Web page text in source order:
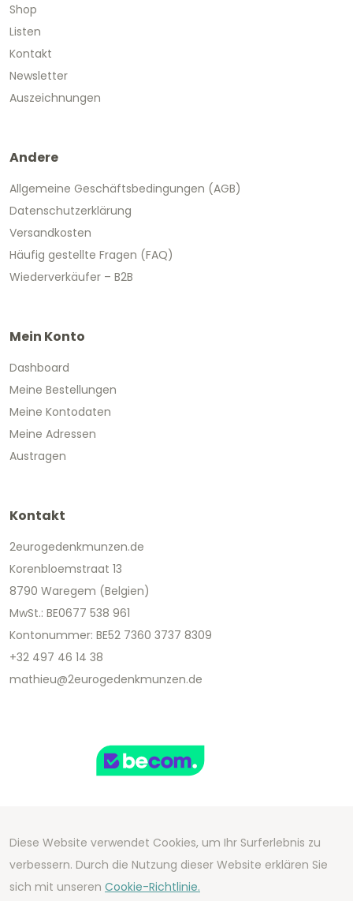
Shop
Listen
Kontakt
Newsletter
Auszeichnungen
Andere
Allgemeine Geschäftsbedingungen (AGB)
Datenschutzerklärung
Versandkosten
Häufig gestellte Fragen (FAQ)
Wiederverkäufer – B2B
Mein Konto
Dashboard
Meine Bestellungen
Meine Kontodaten
Meine Adressen
Austragen
Kontakt
2eurogedenkmunzen.de
Korenbloemstraat 13
8790 Waregem (Belgien)
MwSt.: BE0677 538 961
Kontonummer: BE52 7360 3737 8309
+32 497 46 14 38
mathieu@2eurogedenkmunzen.de
Copyright 2026 We Can Do Better Online BV
Development by2mprove- Content by
2eurogedenkmunzen.de
Diese Website verwendet Cookies, um Ihr Surferlebnis zu
verbessern. Durch die Nutzung dieser Website erklären Sie
sich mit unseren Cookie-Richtlinie.